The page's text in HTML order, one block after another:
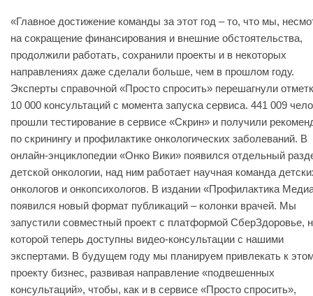
«Главное достижение команды за этот год – то, что мы,
на сокращение финансирования и внешние обстоятельства,
продолжили работать, сохранили проекты и в некоторых
направлениях даже сделали больше, чем в прошлом году.
Эксперты справочной «Просто спросить» перешагнули
10 000 консультаций с момента запуска сервиса. 441 009
прошли тестирование в сервисе «Скрин» и получили
по скринингу и профилактике онкологических заболеваний. В
онлайн-энциклопедии «Онко Вики» появился отдельный
детской онкологии, над ним работает научная команда
онкологов и онкопсихологов. В издании «Профилактика
появился новый формат публикаций – колонки врачей. Мы
запустили совместный проект с платформой СберЗдоровье,
которой теперь доступны видео-консультации с нашими
экспертами. В будущем году мы планируем привлекать к
проекту бизнес, развивая направление «подвешенных
консультаций», чтобы, как и в сервисе «Просто спросить»,